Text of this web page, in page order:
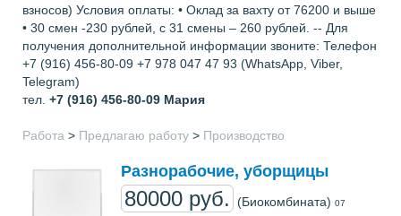
взносов) Условия оплаты: • Оклад за вахту от 76200 и выше
• 30 смен -230 рублей, с 31 смены – 260 рублей. -- Для
получения дополнительной информации звоните: Телефон
+7 (916) 456-80-09 +7 978 047 47 93 (WhatsApp, Viber,
Telegram)
тел. +7 (916) 456-80-09 Мария
Работа > Предлагаю работу > Производство
Разнорабочие, уборщицы
80000 руб. (Биокомбината) 07